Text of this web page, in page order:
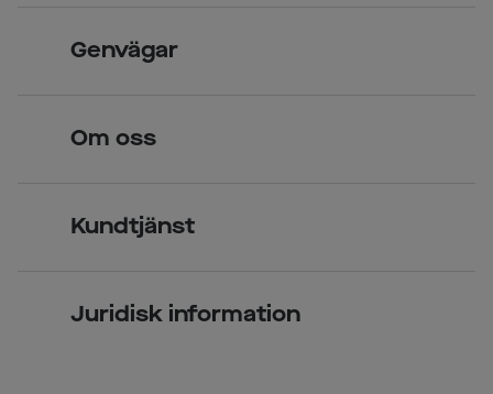
Över 70 butiker
Genvägar
Kontaktlinser
Om oss
Kundtjänst
Juridisk information